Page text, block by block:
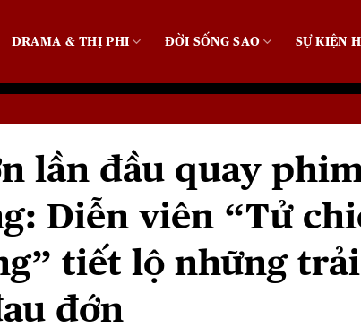
DRAMA & THỊ PHI ĐỜI SỐNG SAO SỰ KIỆN
lần đầu quay
Diễn viên “Tử
tiết lộ những trải
đớn